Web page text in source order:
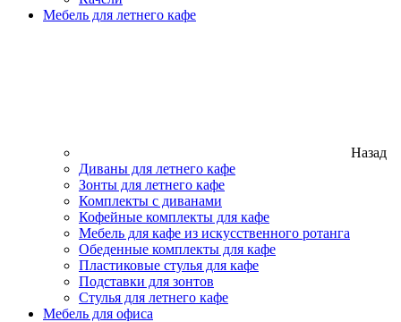
Мебель для летнего кафе
Назад
Диваны для летнего кафе
Зонты для летнего кафе
Комплекты с диванами
Кофейные комплекты для кафе
Мебель для кафе из искусственного ротанга
Обеденные комплекты для кафе
Пластиковые стулья для кафе
Подставки для зонтов
Стулья для летнего кафе
Мебель для офиса